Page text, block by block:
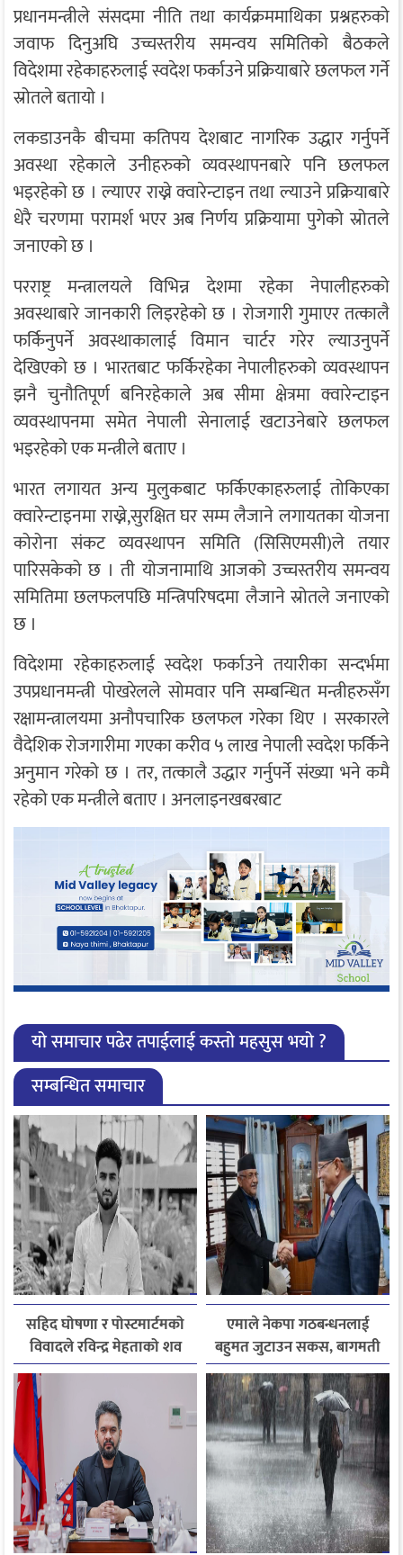
प्रधानमन्त्रीले संसदमा नीति तथा कार्यक्रममाथिका प्रश्नहरुको
जवाफ दिनुअघि उच्चस्तरीय समन्वय समितिको बैठकले
विदेशमा रहेकाहरुलाई स्वदेश फर्काउने प्रक्रियाबारे छलफल गर्ने
स्रोतले बतायो ।
लकडाउनकै बीचमा कतिपय देशबाट नागरिक उद्धार गर्नुपर्ने
अवस्था रहेकाले उनीहरुको व्यवस्थापनबारे पनि छलफल
भइरहेको छ । ल्याएर राख्ने क्वारेन्टाइन तथा ल्याउने प्रक्रियाबारे
धेरै चरणमा परामर्श भएर अब निर्णय प्रक्रियामा पुगेको स्रोतले
जनाएको छ ।
परराष्ट्र मन्त्रालयले विभिन्न देशमा रहेका नेपालीहरुको
अवस्थाबारे जानकारी लिइरहेको छ । रोजगारी गुमाएर तत्कालै
फर्किनुपर्ने अवस्थाकालाई विमान चार्टर गरेर ल्याउनुपर्ने
देखिएको छ । भारतबाट फर्किरहेका नेपालीहरुको व्यवस्थापन
झनै चुनौतिपूर्ण बनिरहेकाले अब सीमा क्षेत्रमा क्वारेन्टाइन
व्यवस्थापनमा समेत नेपाली सेनालाई खटाउनेबारे छलफल
भइरहेको एक मन्त्रीले बताए ।
भारत लगायत अन्य मुलुकबाट फर्किएकाहरुलाई तोकिएका
क्वारेन्टाइनमा राख्ने,सुरक्षित घर सम्म लैजाने लगायतका योजना
कोरोना संकट व्यवस्थापन समिति (सिसिएमसी)ले तयार
पारिसकेको छ । ती योजनामाथि आजको उच्चस्तरीय समन्वय
समितिमा छलफलपछि मन्त्रिपरिषदमा लैजाने स्रोतले जनाएको
छ ।
विदेशमा रहेकाहरुलाई स्वदेश फर्काउने तयारीका सन्दर्भमा
उपप्रधानमन्त्री पोखरेलले सोमवार पनि सम्बन्धित मन्त्रीहरुसँग
रक्षामन्त्रालयमा अनौपचारिक छलफल गरेका थिए । सरकारले
वैदेशिक रोजगारीमा गएका करीव ५ लाख नेपाली स्वदेश फर्किने
अनुमान गरेको छ । तर, तत्कालै उद्धार गर्नुपर्ने संख्या भने कमै
रहेको एक मन्त्रीले बताए । अनलाइनखबरबाट
यो समाचार पढेर तपाईलाई कस्तो महसुस भयो ?
सम्बन्धित समाचार
सहिद घोषणा र पोस्टमार्टमको
विवादले रविन्द्र मेहताको शव
एक सातादेखि अस्पतालमै
एमाले नेकपा गठबन्धनलाई
बहुमत जुटाउन सकस, बागमती
सरकार पुनर्गठन अन्योलमा